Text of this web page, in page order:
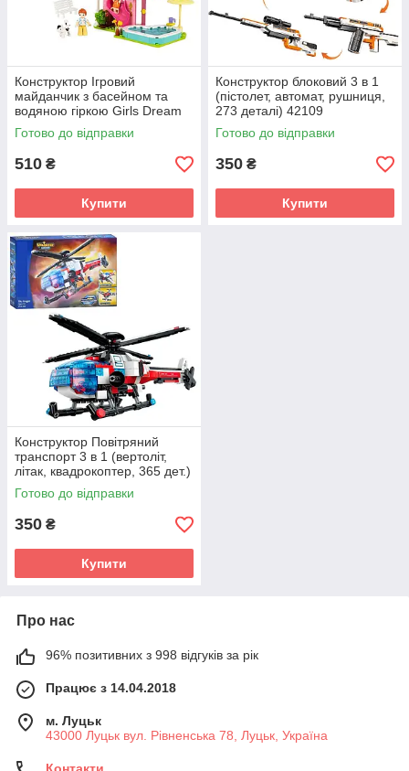
Конструктор Ігровий
майданчик з басейном та
водяною гіркою Girls Dream
(230 деталі) M38-B0971
Готово до відправки
510 ₴
Купити
Конструктор блоковий 3 в 1
(пістолет, автомат, рушниця,
273 деталі) 42109
Готово до відправки
350 ₴
Купити
Конструктор Повітряний
транспорт 3 в 1 (вертоліт,
літак, квадрокоптер, 365 дет.)
42116
Готово до відправки
350 ₴
Купити
Про нас
96% позитивних з 998 відгуків за рік
Працює з 14.04.2018
м. Луцьк
43000 Луцьк вул. Рівненська 78, Луцьк, Україна